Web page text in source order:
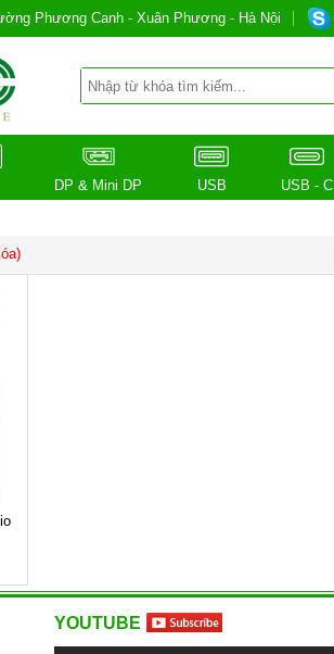
Phương Canh - Xuân Phương - Hà Nội
DP & Mini DP USB USB - C
)
YOUTUBE